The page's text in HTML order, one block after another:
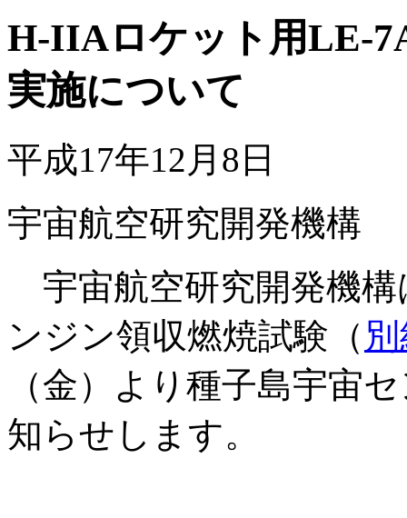
H-IIAロケット用LE-
実施について
平成17年12月8日
宇宙航空研究開発機構
宇宙航空研究開発機
ンジン領収燃焼試験（
（金）より種子島宇宙
知らせします。